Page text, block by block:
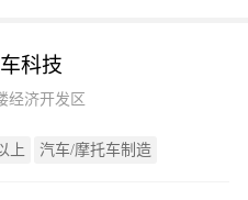
科技
经济开发区
上 汽车/摩托车制造